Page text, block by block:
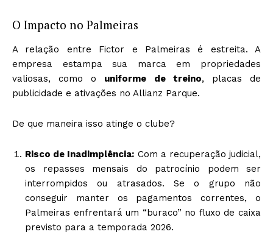
O Impacto no Palmeiras
A relação entre Fictor e Palmeiras é estreita. A
empresa estampa sua marca em propriedades
valiosas, como o uniforme de treino, placas de
publicidade e ativações no Allianz Parque.
De que maneira isso atinge o clube?
Risco de Inadimplência: Com a recuperação judicial,
os repasses mensais do patrocínio podem ser
interrompidos ou atrasados. Se o grupo não
conseguir manter os pagamentos correntes, o
Palmeiras enfrentará um “buraco” no fluxo de caixa
previsto para a temporada 2026.